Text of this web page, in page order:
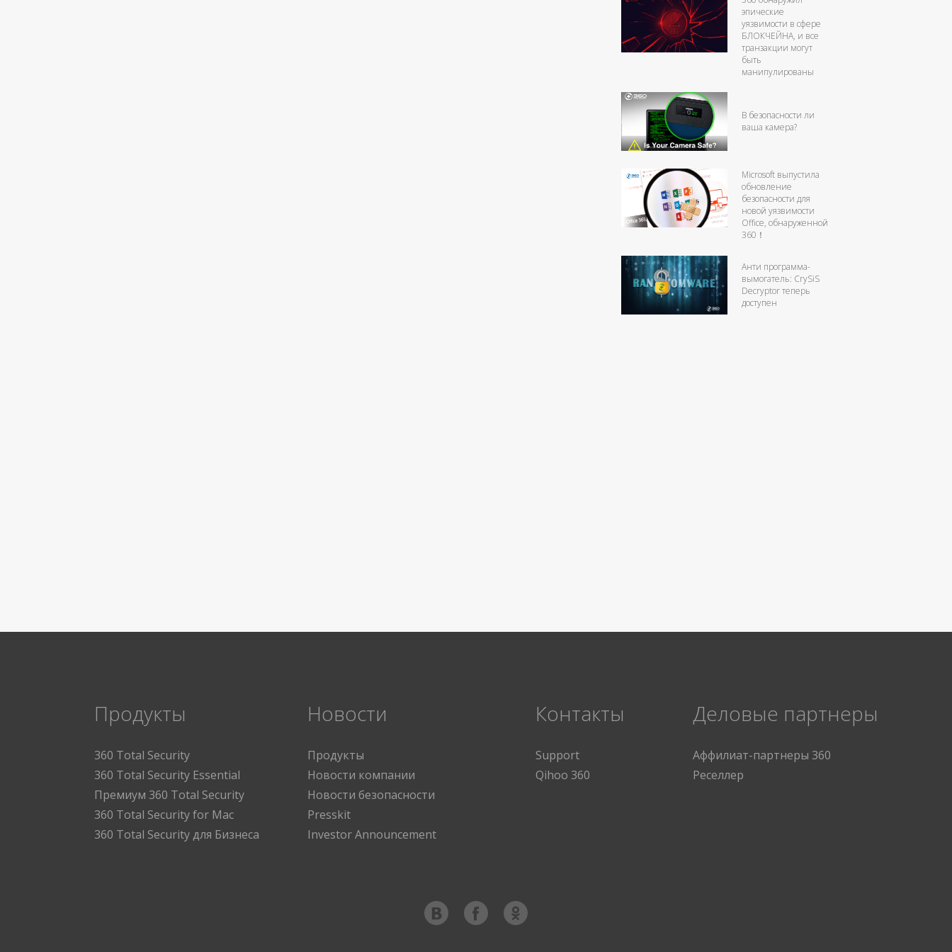
эпические
уязвимости в сфере
БЛОКЧЕЙНА, и все
транзакции могут
быть
манипулированы
В безопасности ли
ваша камера?
Microsoft выпустила
обновление
безопасности для
новой уязвимости
Office, обнаруженной
360！
Анти программа-
вымогатель: CrySiS
Decryptor теперь
доступен
Продукты
360 Total Security
360 Total Security Essential
Премиум 360 Total Security
360 Total Security for Mac
360 Total Security для Бизнеса
Новости
Продукты
Новости компании
Новости безопасности
Presskit
Investor Announcement
Контакты
Support
Qihoo 360
Деловые партнеры
Аффилиат-партнеры 360
Реселлер